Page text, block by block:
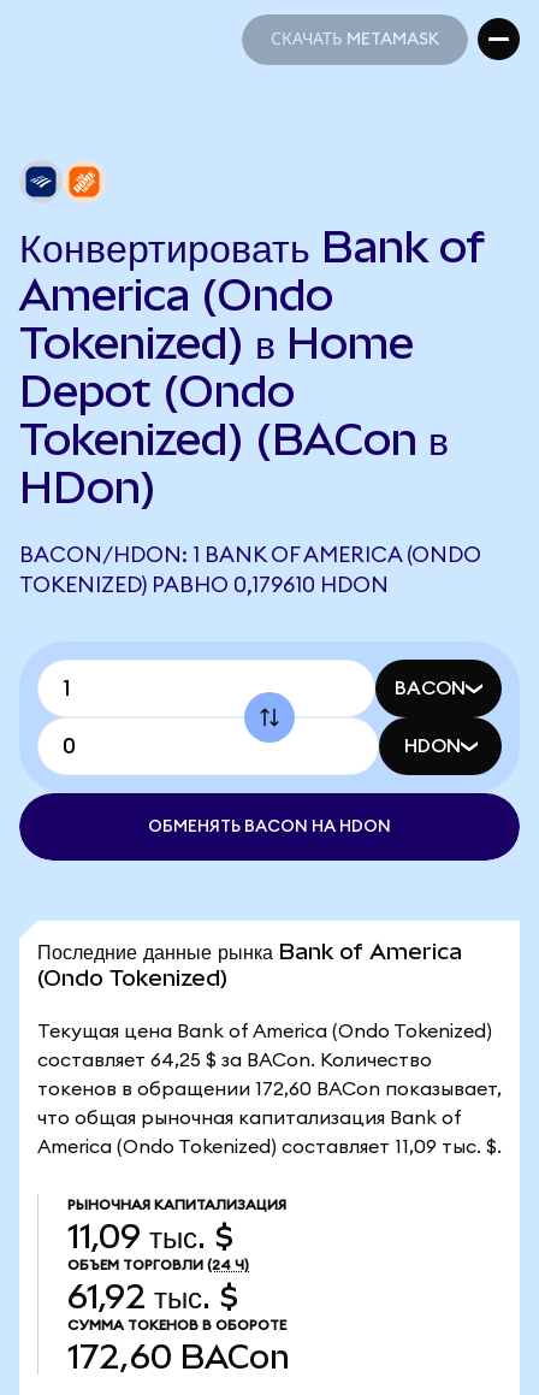
СКАЧАТЬ METAMASK
Конвертировать Bank of
America (Ondo
Tokenized) в Home
Depot (Ondo
Tokenized) (BACon в
HDon)
BACON/HDON: 1 BANK OF AMERICA (ONDO
TOKENIZED) РАВНО 0,179610 HDON
BACON
HDON
ОБМЕНЯТЬ BACON НА HDON
Последние данные рынка Bank of America
(Ondo Tokenized)
Текущая цена Bank of America (Ondo Tokenized)
составляет 64,25 $ за BACon. Количество
токенов в обращении 172,60 BACon показывает,
что общая рыночная капитализация Bank of
America (Ondo Tokenized) составляет 11,09 тыс. $.
РЫНОЧНАЯ КАПИТАЛИЗАЦИЯ
11,09 тыс. $
ОБЪЕМ ТОРГОВЛИ (24 Ч)
61,92 тыс. $
СУММА ТОКЕНОВ В ОБОРОТЕ
172,60 BACon